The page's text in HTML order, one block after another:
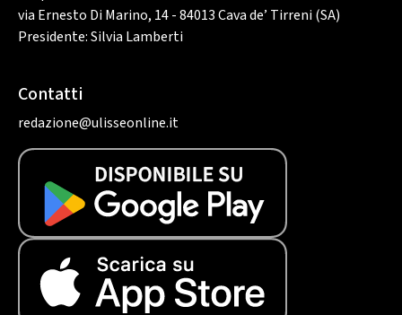
via Ernesto Di Marino, 14 - 84013 Cava de’ Tirreni (SA)
Presidente: Silvia Lamberti
Contatti
redazione@ulisseonline.it